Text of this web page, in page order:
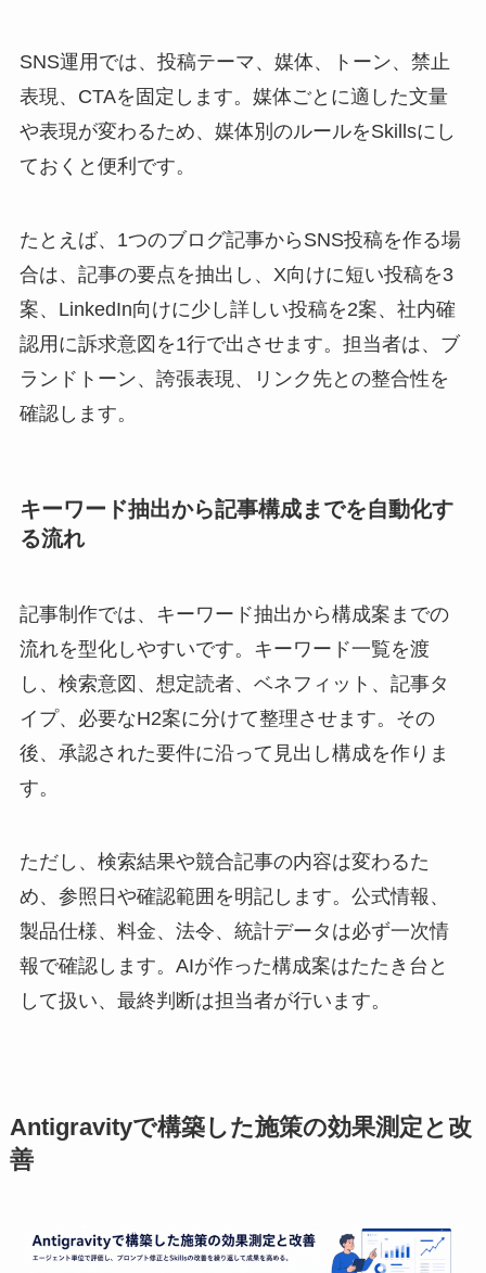
SNS運用では、投稿テーマ、媒体、トーン、禁止
表現、CTAを固定します。媒体ごとに適した文量
や表現が変わるため、媒体別のルールをSkillsにし
ておくと便利です。
たとえば、1つのブログ記事からSNS投稿を作る場
合は、記事の要点を抽出し、X向けに短い投稿を3
案、LinkedIn向けに少し詳しい投稿を2案、社内確
認用に訴求意図を1行で出させます。担当者は、ブ
ランドトーン、誇張表現、リンク先との整合性を
確認します。
キーワード抽出から記事構成までを自動化す
る流れ
記事制作では、キーワード抽出から構成案までの
流れを型化しやすいです。キーワード一覧を渡
し、検索意図、想定読者、ベネフィット、記事タ
イプ、必要なH2案に分けて整理させます。その
後、承認された要件に沿って見出し構成を作りま
す。
ただし、検索結果や競合記事の内容は変わるた
め、参照日や確認範囲を明記します。公式情報、
製品仕様、料金、法令、統計データは必ず一次情
報で確認します。AIが作った構成案はたたき台と
して扱い、最終判断は担当者が行います。
Antigravityで構築した施策の効果測定と改
善